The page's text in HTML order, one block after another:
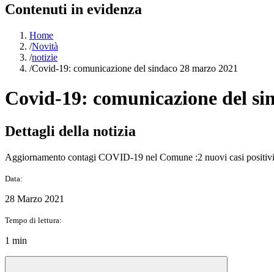
Contenuti in evidenza
Home
/Novità
/notizie
/Covid-19: comunicazione del sindaco 28 marzo 2021
Covid-19: comunicazione del
Dettagli della notizia
Aggiornamento contagi COVID-19 nel Comune :2 nuovi casi
Data:
28 Marzo 2021
Tempo di lettura:
1 min